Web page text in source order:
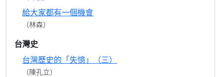
給大家都有一個機會
（林森）
台灣史
台灣歷史的「失憶」（三）
（陳孔立）